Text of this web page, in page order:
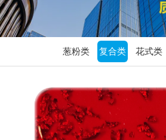
葱粉类 复合类 花式类